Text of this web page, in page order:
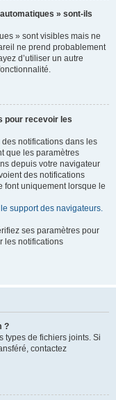
» sont-ils
» sont visibles mais ne
ne prend probablement
d’utiliser un autre
pour recevoir les
notifications dans les
que les paramètres
depuis votre navigateur
des notifications
font uniquement lorsque le
support des navigateurs.
ses paramètres pour
les notifications
?
types de fichiers joints. Si
contactez